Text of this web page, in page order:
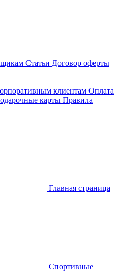
Статьи Договор оферты
клиентам Оплата
карты Правила
Главная страница
Спортивные